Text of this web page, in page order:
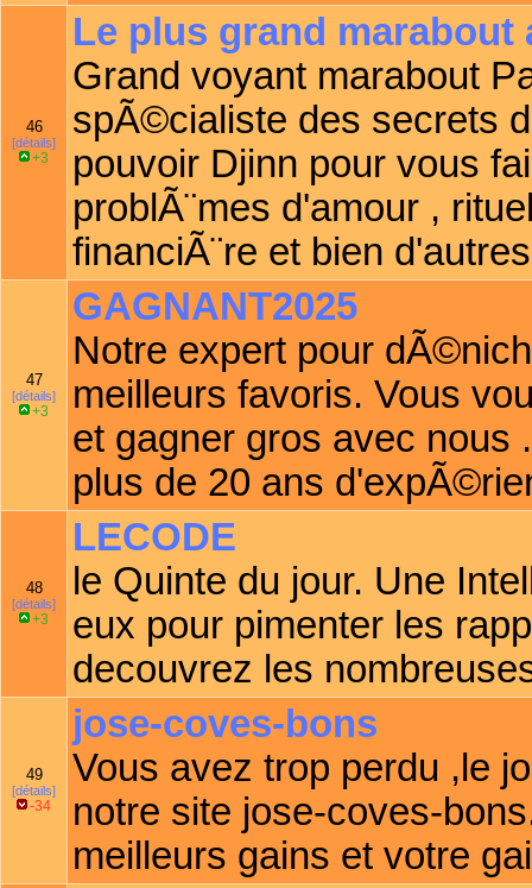
46
[détails]
+3
Le plus grand marabout
Grand voyant marabout
spÃ©cialiste des secrets
pouvoir Djinn pour vous
problÃ¨mes d'amour ,
financiÃ¨re et bien d'autres
47
[détails]
+3
GAGNANT2025
Notre expert pour
meilleurs favoris. Vous
et gagner gros avec nous
plus de 20 ans
48
[détails]
+3
LECODE
le Quinte du jour. Une
eux pour pimenter les
decouvrez les
49
[détails]
-34
jose-coves-bons
Vous avez trop perdu ,le
notre site jose-coves-
meilleurs gains et votre